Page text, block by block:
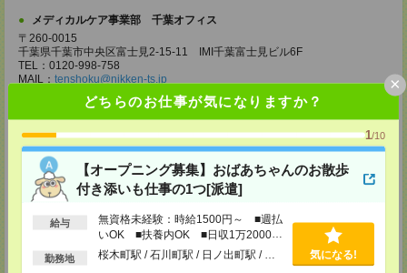
どちらのお仕事が気になりますか？
1/10
【オープニング募集】おばあちゃんのお散歩
付き添いも仕事の1つ[派遣]
給与
無資格未経験：時給1500円～ ■週払
いOK ■扶養内OK ■日収1万2000円
以上
勤務地 桜木町駅 / 石川町駅 / 日ノ出町駅 / … 気になる!
×
メディカルケア事業部 千葉オフィス
〒260-0015
千葉県千葉市中央区富士見2-15-11 IMI千葉富士見ビル6F
TEL：0120-998-758
MAIL： tenshoku@nikken-ts.jp
担当：採用担当
メディカルケア事業部 柏オフィス
千葉県柏市末広町5-19 第12関口ビル7F 705号室
TEL：0120-935-218
MAIL： tenshoku@nikken-ts.jp
担当：採用担当
東京都新宿区新宿2-3-10 新宿御苑ビル6階
TEL：0120-457-235
MAIL：tenshoku@nikken-ts.jp
担当：採用担当